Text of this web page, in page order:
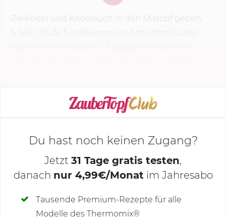
Zwiebeln und Knoblauch in den Mixtopf geben,
KOCHMODUS STARTEN
Deine Notizen
Du hast noch keinen Zugang?
Jetzt 31 Tage gratis testen,
danach nur 4,99€/Monat im Jahresabo
Tausende Premium-Rezepte für alle
Modelle des Thermomix®